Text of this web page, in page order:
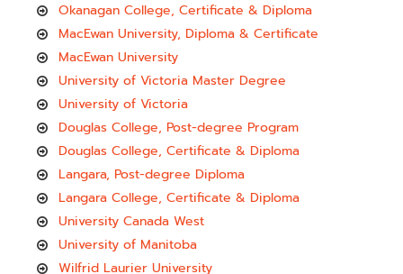
Okanagan College, Certificate & Diploma
MacEwan University, Diploma & Certificate
MacEwan University
University of Victoria Master Degree
University of Victoria
Douglas College, Post-degree Program
Douglas College, Certificate & Diploma
Langara, Post-degree Diploma
Langara College, Certificate & Diploma
University Canada West
University of Manitoba
Wilfrid Laurier University